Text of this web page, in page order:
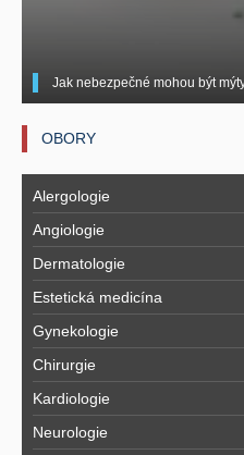
Jak nebezpečné mohou být
OBORY
Alergologie
Angiologie
Dermatologie
Estetická medicína
Gynekologie
Chirurgie
Kardiologie
Neurologie